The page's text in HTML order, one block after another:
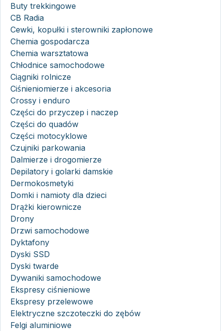
Buty trekkingowe
CB Radia
Cewki, kopułki i sterowniki zapłonowe
Chemia gospodarcza
Chemia warsztatowa
Chłodnice samochodowe
Ciągniki rolnicze
Ciśnieniomierze i akcesoria
Crossy i enduro
Części do przyczep i naczep
Części do quadów
Części motocyklowe
Czujniki parkowania
Dalmierze i drogomierze
Depilatory i golarki damskie
Dermokosmetyki
Domki i namioty dla dzieci
Drążki kierownicze
Drony
Drzwi samochodowe
Dyktafony
Dyski SSD
Dyski twarde
Dywaniki samochodowe
Ekspresy ciśnieniowe
Ekspresy przelewowe
Elektryczne szczoteczki do zębów
Felgi aluminiowe